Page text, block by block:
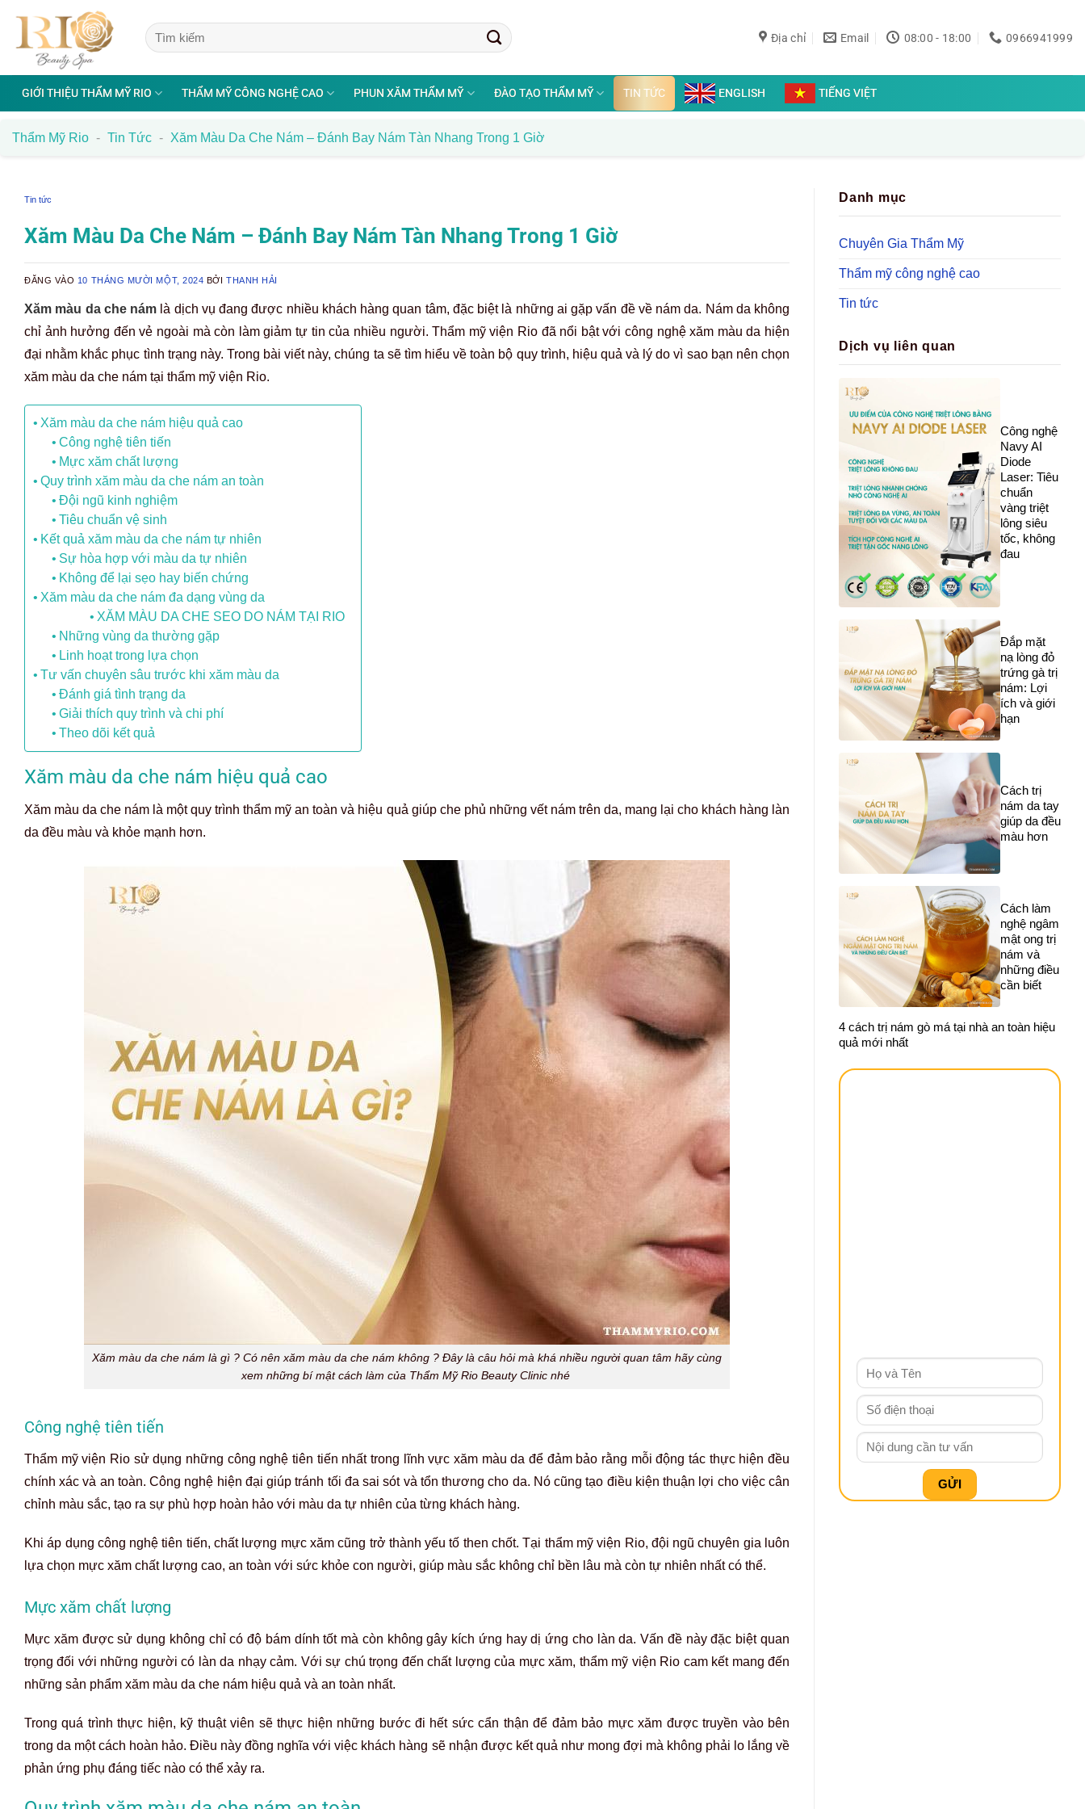
nội
Địa chỉ Email 08:00 - 18:00 0966941999
GIỚI THIỆU THẨM MỸ RIO THẨM MỸ CÔNG NGHỆ CAO PHUN XĂM THẨM MỸ ĐÀO TẠO THẨM MỸ TIN TỨC ENGLISH TIẾNG VIỆT
Thẩm Mỹ Rio - Tin Tức - Xăm Màu Da Che Nám – Đánh Bay Nám Tàn Nhang Trong 1 Giờ
Tin tức
Xăm Màu Da Che Nám – Đánh Bay Nám Tàn Nhang Trong 1 Giờ
ĐĂNG VÀO 10 THÁNG MƯỜI MỘT, 2024 BỞITHANH HẢI
Xăm màu da che nám là dịch vụ đang được nhiều khách hàng quan tâm, đặc biệt là những ai gặp vấn đề về nám da. Nám da không
chỉ ảnh hưởng đến vẻ ngoài mà còn làm giảm tự tin của nhiều người. Thẩm mỹ viện Rio đã nổi bật với công nghệ xăm màu da hiện
đại nhằm khắc phục tình trạng này. Trong bài viết này, chúng ta sẽ tìm hiểu về toàn bộ quy trình, hiệu quả và lý do vì sao bạn nên chọn
xăm màu da che nám tại thẩm mỹ viện Rio.
Xăm màu da che nám hiệu quả cao
Công nghệ tiên tiến
Mực xăm chất lượng
Quy trình xăm màu da che nám an toàn
Đội ngũ kinh nghiệm
Tiêu chuẩn vệ sinh
Kết quả xăm màu da che nám tự nhiên
Sự hòa hợp với màu da tự nhiên
Không để lại sẹo hay biến chứng
Xăm màu da che nám đa dạng vùng da
XĂM MÀU DA CHE SEO DO NÁM TẠI RIO
Những vùng da thường gặp
Linh hoạt trong lựa chọn
Tư vấn chuyên sâu trước khi xăm màu da
Đánh giá tình trạng da
Giải thích quy trình và chi phí
Theo dõi kết quả
Xăm màu da che nám hiệu quả cao
Xăm màu da che nám là một quy trình thẩm mỹ an toàn và hiệu quả giúp che phủ những vết nám trên da, mang lại cho khách hàng làn
da đều màu và khỏe mạnh hơn.
Xăm màu da che nám là gì ? Có nên xăm màu da che nám không ? Đây là câu hỏi mà khá nhiều người quan tâm hãy cùng
xem những bí mật cách làm của Thẩm Mỹ Rio Beauty Clinic nhé
Công nghệ tiên tiến
Thẩm mỹ viện Rio sử dụng những công nghệ tiên tiến nhất trong lĩnh vực xăm màu da để đảm bảo rằng mỗi động tác thực hiện đều
chính xác và an toàn. Công nghệ hiện đại giúp tránh tối đa sai sót và tổn thương cho da. Nó cũng tạo điều kiện thuận lợi cho việc cân
chỉnh màu sắc, tạo ra sự phù hợp hoàn hảo với màu da tự nhiên của từng khách hàng.
Khi áp dụng công nghệ tiên tiến, chất lượng mực xăm cũng trở thành yếu tố then chốt. Tại thẩm mỹ viện Rio, đội ngũ chuyên gia luôn
lựa chọn mực xăm chất lượng cao, an toàn với sức khỏe con người, giúp màu sắc không chỉ bền lâu mà còn tự nhiên nhất có thể.
Mực xăm chất lượng
Mực xăm được sử dụng không chỉ có độ bám dính tốt mà còn không gây kích ứng hay dị ứng cho làn da. Vấn đề này đặc biệt quan
trọng đối với những người có làn da nhạy cảm. Với sự chú trọng đến chất lượng của mực xăm, thẩm mỹ viện Rio cam kết mang đến
những sản phẩm xăm màu da che nám hiệu quả và an toàn nhất.
Trong quá trình thực hiện, kỹ thuật viên sẽ thực hiện những bước đi hết sức cẩn thận để đảm bảo mực xăm được truyền vào bên
trong da một cách hoàn hảo. Điều này đồng nghĩa với việc khách hàng sẽ nhận được kết quả như mong đợi mà không phải lo lắng về
phản ứng phụ đáng tiếc nào có thể xảy ra.
Danh mục
Chuyên Gia Thẩm Mỹ
Thẩm mỹ công nghệ cao
Tin tức
Dịch vụ liên quan
Công nghệ
Navy AI
Diode
Laser: Tiêu
chuẩn
vàng triệt
lông siêu
tốc, không
đau
Đắp mặt
nạ lòng đỏ
trứng gà trị
nám: Lợi
ích và giới
hạn
Cách trị
nám da tay
giúp da đều
màu hơn
Cách làm
nghệ ngâm
mật ong trị
nám và
những điều
cần biết
4 cách trị nám gò má tại nhà an toàn hiệu
quả mới nhất